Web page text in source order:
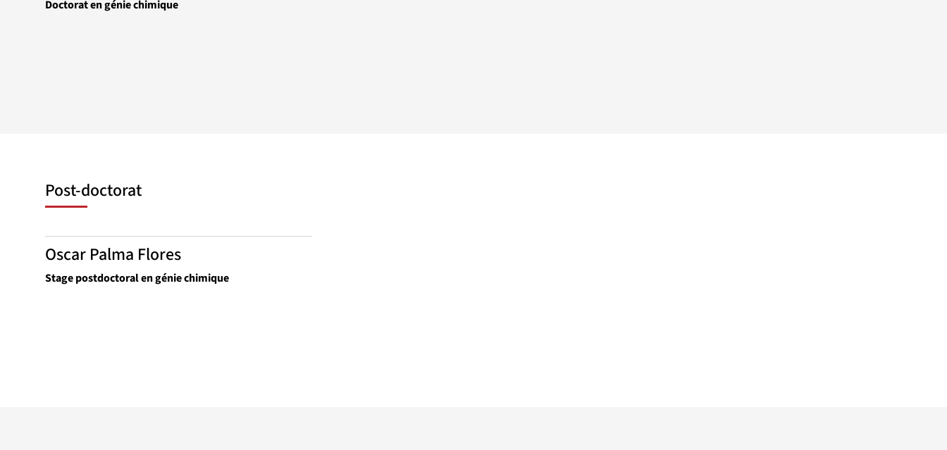
Doctorat en génie chimique
Post-doctorat
Oscar Palma Flores
Stage postdoctoral en génie chimique